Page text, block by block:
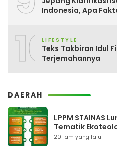
Indonesia, Apa
10LIFESTYLE
Teks Takbiran Idul
Terjemahannya
DAERAH
LPPM STAINAS
Tematik
20 jam yang lalu